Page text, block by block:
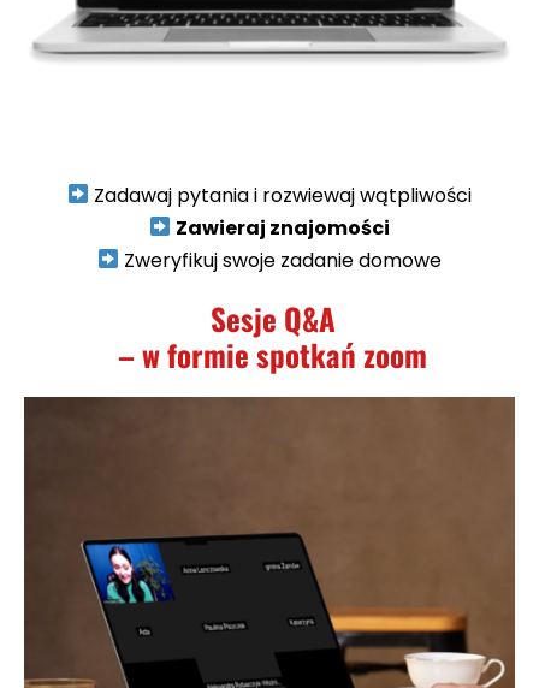
Zadawaj pytania i rozwiewaj wątpliwości
Zawieraj znajomości
Zweryfikuj swoje zadanie domowe
Sesje Q&A
– w formie spotkań zoom